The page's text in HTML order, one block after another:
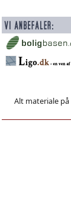
Alt materiale